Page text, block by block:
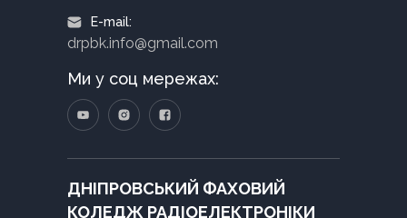
E-mail:
drpbk.info@gmail.com
Ми у соц мережах:
ДНІПРОВСЬКИЙ ФАХОВИЙ
КОЛЕДЖ РАДІОЕЛЕКТРОНІКИ